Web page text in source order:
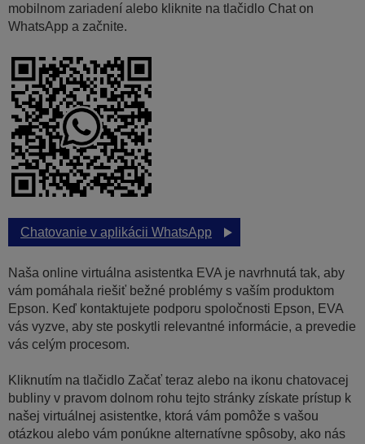
mobilnom zariadení alebo kliknite na tlačidlo Chat on
WhatsApp a začnite.
Chatovanie v aplikácii WhatsApp
Naša online virtuálna asistentka EVA je navrhnutá tak, aby
vám pomáhala riešiť bežné problémy s vaším produktom
Epson. Keď kontaktujete podporu spoločnosti Epson, EVA
vás vyzve, aby ste poskytli relevantné informácie, a prevedie
vás celým procesom.
Kliknutím na tlačidlo Začať teraz alebo na ikonu chatovacej
bubliny v pravom dolnom rohu tejto stránky získate prístup k
našej virtuálnej asistentke, ktorá vám pomôže s vašou
otázkou alebo vám ponúkne alternatívne spôsoby, ako nás